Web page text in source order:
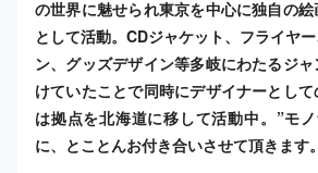
の世界に魅せられ東京を中心に独自の
として活動。CDジャケット、フライヤ
ン、グッズデザイン等多岐にわたるジ
けていたことで同時にデザイナーとし
は拠点を北海道に移して活動中。”モ
に、とことんお付き合いさせて頂きます。